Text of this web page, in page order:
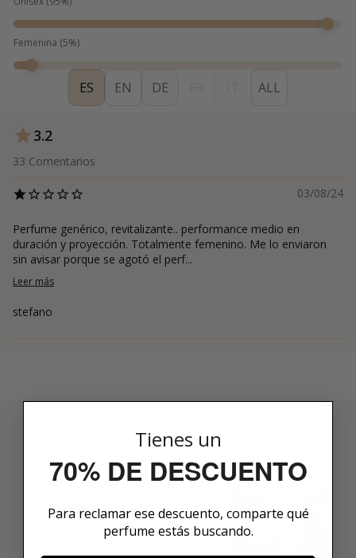
Femenina (5%)
ES EN DE ALL
3.2
33 Comentarios
03/08/24
Perfume genérico, revitalizante.. performance medio en
duración y proyección. Totalmente femenino. Me lo enviaron
sin avisar porque se agotó el perf...
Leer más
stefano
01
GUSTA
Explora más de 600 fragancias nicho y
añade tus favoritas directamente a tu
box.
Tienes un
70% DE DESCUENTO
Para reclamar ese descuento, comparte qué
perfume estás buscando.